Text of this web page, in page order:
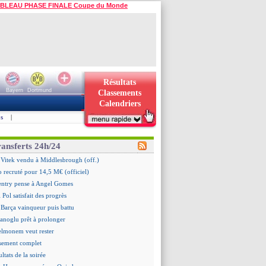
PHASE FINALE Coupe du Monde
Bayern Dortmund
Résultats
Classements
Calendriers
|
24h/24
vendu à Middlesbrough (off.)
recruté pour 14,5 M€ (officiel)
pense à Angel Gomes
Pol satisfait des progrès
vainqueur puis battu
prêt à prolonger
veut rester
complet
de la soirée